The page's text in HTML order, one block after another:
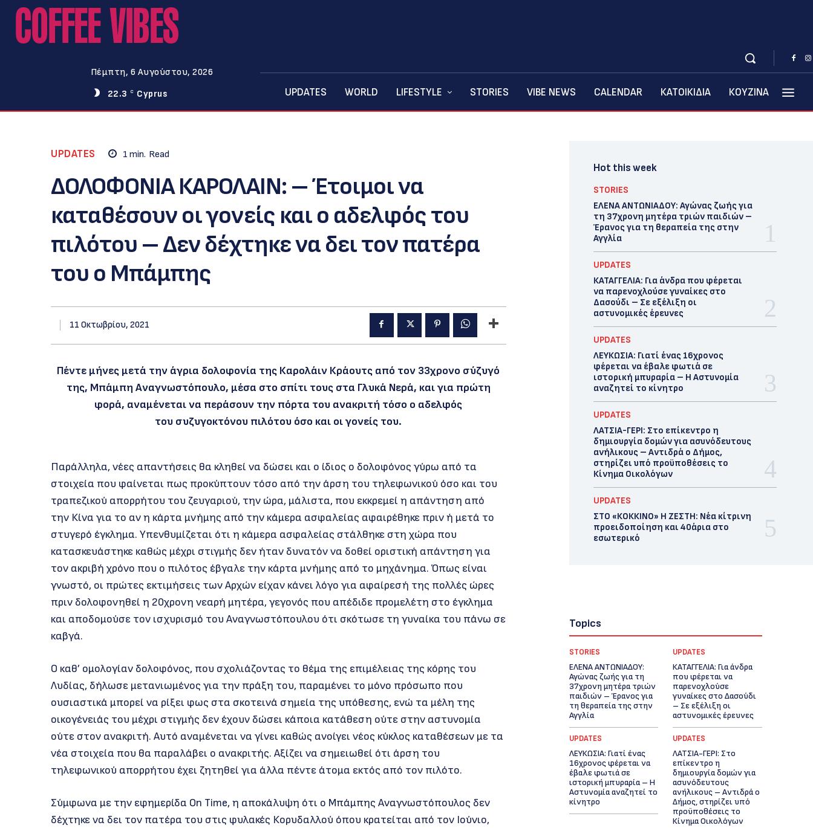
Πέμπτη, 6 Αυγούστου, 2026
22.3
C Cyprus UPDATES WORLD LIFESTYLE STORIES VIBE NEWS CALENDAR ΚΑΤΟΙΚΙΔΙΑ ΚΟΥΖΙΝΑ
UPDATES 1 min. Read
ΔΟΛΟΦΟΝΙΑ ΚΑΡΟΛΑΙΝ: – Έτοιμοι να
καταθέσουν οι γονείς και ο αδελφός του
πιλότου – Δεν δέχτηκε να δει τον πατέρα
του ο Μπάμπης
11 Οκτωβρίου, 2021
Πέντε μήνες μετά την άγρια δολοφονία της Καρολάιν Κράουτς από τον 33χρονο σύζυγό
της, Μπάμπη Αναγνωστόπουλο, μέσα στο σπίτι τους στα Γλυκά Νερά, και για πρώτη
φορά, αναμένεται να περάσουν την πόρτα του ανακριτή τόσο ο αδελφός
του συζυγοκτόνου πιλότου όσο και οι γονείς του.
Παράλληλα, νέες απαντήσεις θα κληθεί να δώσει και ο ίδιος ο δολοφόνος γύρω από τα
στοιχεία που φαίνεται πως προκύπτουν τόσο από την άρση του τηλεφωνικού όσο και του
τραπεζικού απορρήτου του ζευγαριού, την ώρα, μάλιστα, που εκκρεμεί η απάντηση από
την Κίνα για το αν η κάρτα μνήμης από την κάμερα ασφαλείας αφαιρέθηκε πριν ή μετά το
στυγερό έγκλημα. Υπενθυμίζεται ότι η κάμερα ασφαλείας στάλθηκε στη χώρα που
κατασκευάστηκε καθώς μέχρι στιγμής δεν ήταν δυνατόν να δοθεί οριστική απάντηση για
τον ακριβή χρόνο που ο πιλότος έβγαλε την κάρτα μνήμης από το μηχάνημα. Όπως είναι
γνωστό, οι πρώτες εκτιμήσεις των Αρχών είχαν κάνει λόγο για αφαίρεσή της πολλές ώρες
πριν δολοφονηθεί η 20χρονη νεαρή μητέρα, γεγονός που απέδιδε προμελέτη στο έγκλημα
και αποδομούσε τον ισχυρισμό του Αναγνωστόπουλου ότι σκότωσε τη γυναίκα του πάνω σε
καβγά.
Ο καθ’ ομολογίαν δολοφόνος, που σχολιάζοντας το θέμα της επιμέλειας της κόρης του
Λυδίας, δήλωσε μετανιωμένος για την πράξη του, παραμένει το μόνο πρόσωπο που
ουσιαστικά μπορεί να ρίξει φως στα σκοτεινά σημεία της υπόθεσης, ενώ τα μέλη της
οικογένειάς του μέχρι στιγμής δεν έχουν δώσει κάποια κατάθεση ούτε στην αστυνομία
ούτε στον ανακριτή. Αυτό αναμένεται να γίνει καθώς ανοίγει νέος κύκλος καταθέσεων με τα
νέα στοιχεία που θα παραλάβει ο ανακριτής. Αξίζει να σημειωθεί ότι άρση του
τηλεφωνικού απορρήτου έχει ζητηθεί για άλλα πέντε άτομα εκτός από τον πιλότο.
Σύμφωνα με την εφημερίδα On Time, η αποκάλυψη ότι ο Μπάμπης Αναγνωστόπουλος δεν
δέχτηκε να δει τον πατέρα του στις φυλακές Κορυδαλλού όπου κρατείται από τον Ιούνιο,
Hot this week
STORIES
ΕΛΕΝΑ ΑΝΤΩΝΙΑΔΟΥ: Αγώνας ζωής για
τη 37χρονη μητέρα τριών παιδιών –
Έρανος για τη θεραπεία της στην
Αγγλία
UPDATES
ΚΑΤΑΓΓΕΛΙΑ: Για άνδρα που φέρεται
να παρενοχλούσε γυναίκες στο
Δασούδι – Σε εξέλιξη οι
αστυνομικές έρευνες
UPDATES
ΛΕΥΚΩΣΙΑ: Γιατί ένας 16χρονος
φέρεται να έβαλε φωτιά σε
ιστορική μπυραρία – Η Αστυνομία
αναζητεί το κίνητρο
UPDATES
ΛΑΤΣΙΑ-ΓΕΡΙ: Στο επίκεντρο η
δημιουργία δομών για ασυνόδευτους
ανήλικους – Αντιδρά ο Δήμος,
στηρίζει υπό προϋποθέσεις το
Κίνημα Οικολόγων
UPDATES
ΣΤΟ «ΚΟΚΚΙΝΟ» Η ΖΕΣΤΗ: Νέα κίτρινη
προειδοποίηση και 40άρια στο
εσωτερικό
Topics
STORIES
ΕΛΕΝΑ ΑΝΤΩΝΙΑΔΟΥ:
Αγώνας ζωής για τη
37χρονη μητέρα τριών
παιδιών – Έρανος για
τη θεραπεία της στην
Αγγλία
UPDATES
ΚΑΤΑΓΓΕΛΙΑ: Για άνδρα
που φέρεται να
παρενοχλούσε
γυναίκες στο Δασούδι
– Σε εξέλιξη οι
αστυνομικές έρευνες
UPDATES
ΛΕΥΚΩΣΙΑ: Γιατί ένας
16χρονος φέρεται να
έβαλε φωτιά σε
ιστορική μπυραρία – Η
Αστυνομία αναζητεί το
κίνητρο
UPDATES
ΛΑΤΣΙΑ-ΓΕΡΙ: Στο
επίκεντρο η
δημιουργία δομών για
ασυνόδευτους
ανήλικους – Αντιδρά ο
Δήμος, στηρίζει υπό
προϋποθέσεις το
Κίνημα Οικολόγων